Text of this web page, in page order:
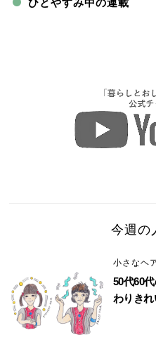
今週の
小さなヘ
50代60
わりき